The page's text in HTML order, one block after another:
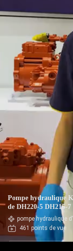
Pompe hydraulique
de DH220-5 DH215-7
pompe hydraulique
461 points de vue